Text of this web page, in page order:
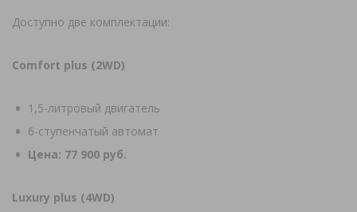
Доступно две комплектации:
Comfort plus (2WD)
1,5-литровый двигатель
6-ступенчатый автомат
Цена: 77 900 руб.
Luxury plus (4WD)